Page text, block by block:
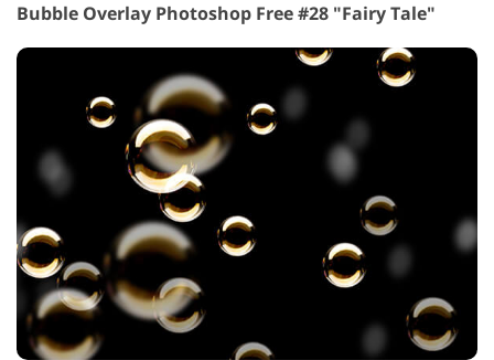
Bubble Overlay Photoshop Free #28 "Fairy Tale"